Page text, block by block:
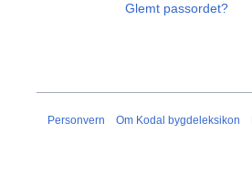
Glemt passordet?
Personvern Om Kodal bygdeleksikon